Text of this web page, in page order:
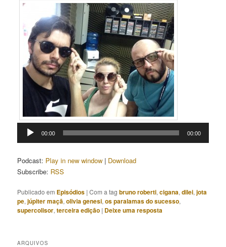
Tocador
00:00 00:00
Podcast: Play in new window | Download
Subscribe: RSS
Publicado em Episódios |Com a tagbruno roberti,cigana,dilei,jota
pe,júpiter maçã,olivia genesi,os paralamas do sucesso,
supercolisor,terceira edição | Deixe uma resposta
ARQUIVOS